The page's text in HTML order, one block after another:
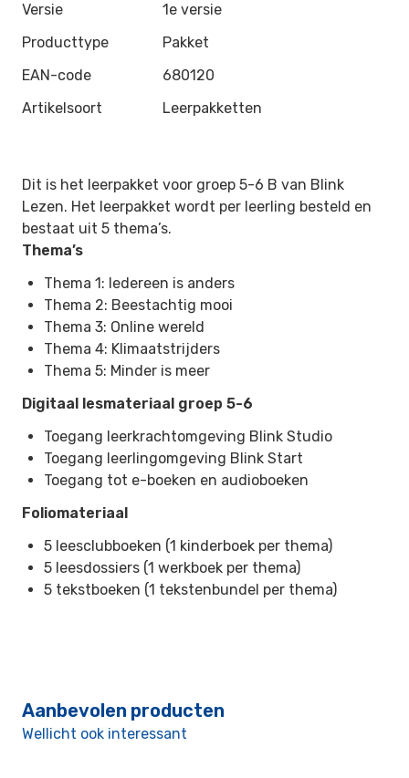
Versie
1e versie
Producttype
Pakket
EAN-code
680120
Artikelsoort
Leerpakketten
Dit is het leerpakket voor groep 5-6 B van Blink
Lezen. Het leerpakket wordt per leerling besteld en
bestaat uit 5 thema’s.
Thema’s
Thema 1: Iedereen is anders
Thema 2: Beestachtig mooi
Thema 3: Online wereld
Thema 4: Klimaatstrijders
Thema 5: Minder is meer
Digitaal lesmateriaal groep 5-6
Toegang leerkrachtomgeving Blink Studio
Toegang leerlingomgeving Blink Start
Toegang tot e-boeken en audioboeken
Foliomateriaal
5 leesclubboeken (1 kinderboek per thema)
5 leesdossiers (1 werkboek per thema)
5 tekstboeken (1 tekstenbundel per thema)
Aanbevolen producten
Wellicht ook interessant